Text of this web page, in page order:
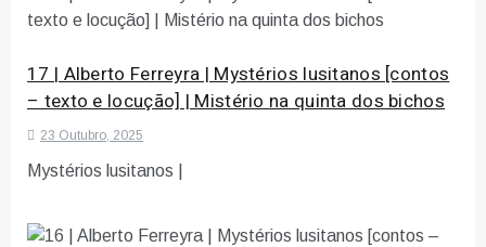
17 | Alberto Ferreyra | Mystérios lusitanos [contos
– texto e locução] | Mistério na quinta dos bichos
23 Outubro, 2025
Mystérios lusitanos |